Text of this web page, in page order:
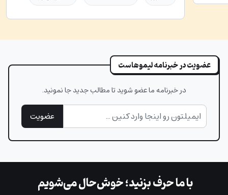
عضویت در خبرنامه لیموهاست
در خبرنامه ما عضو شوید تا مطالب جدید جا نمونید.
عضویت
با ما حرف بزنید؛ خوش‌حال می‌شویم